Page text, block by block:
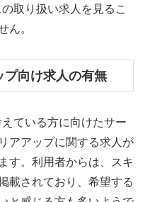
取り扱い求人を見るこ
ん。
プ向け求人の有無
ている方に向けたサー
アアップに関する求人が
す。利用者からは、スキ
載されており、希望する